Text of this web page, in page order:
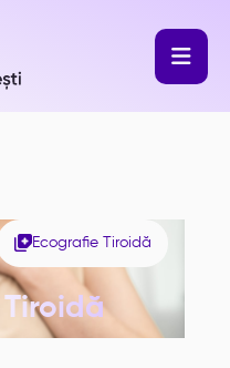

Ecografie Tiroidă
Tiroidă